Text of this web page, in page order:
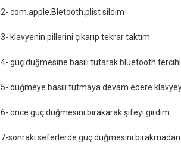
2- com.apple.Bletooth.plist sildim
3- klavyenin pillerini çıkarıp tekrar taktım
4- güç düğmesine basılı tutarak bluetooth
5- düğmeye basılı tutmaya devam edere
6- önce güç düğmesini bırakarak şifeyi girdim
7-sonraki seferlerde güç düğmesini